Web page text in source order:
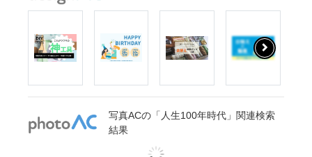
写真ACの「人生100年時代」関連検索
結果